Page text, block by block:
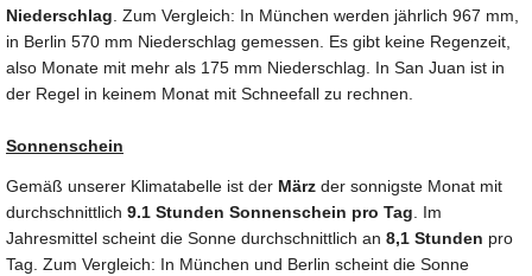
Niederschlag . Zum Vergleich: In München werden jährlich 967 mm,
in Berlin 570 mm Niederschlag gemessen. Es gibt keine Regenzeit,
also Monate mit mehr als 175 mm Niederschlag. In San Juan ist in
der Regel in keinem Monat mit Schneefall zu rechnen.
Sonnenschein
Gemäß unserer Klimatabelle ist der März der sonnigste Monat mit
durchschnittlich 9.1 Stunden Sonnenschein pro Tag . Im
Jahresmittel scheint die Sonne durchschnittlich an 8,1 Stunden pro
Tag. Zum Vergleich: In München und Berlin scheint die Sonne